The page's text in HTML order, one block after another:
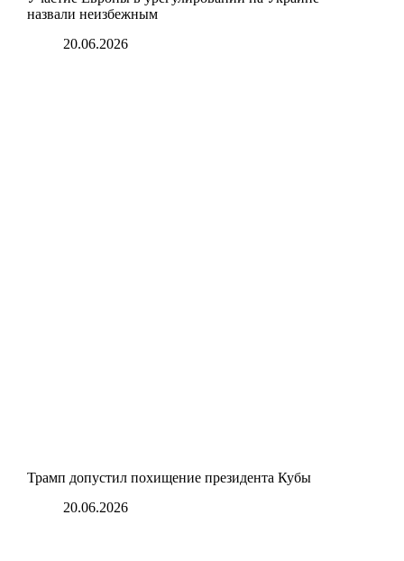
назвали неизбежным
20.06.2026
Трамп допустил похищение президента Кубы
20.06.2026